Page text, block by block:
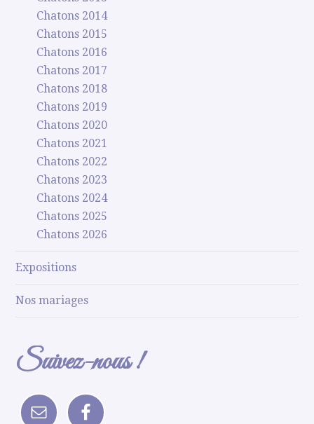
Chatons 2014
Chatons 2015
Chatons 2016
Chatons 2017
Chatons 2018
Chatons 2019
Chatons 2020
Chatons 2021
Chatons 2022
Chatons 2023
Chatons 2024
Chatons 2025
Chatons 2026
Expositions
Nos mariages
Suivez-nous !